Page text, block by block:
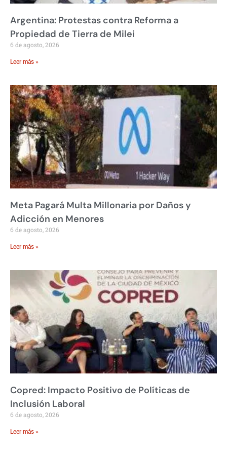
Argentina: Protestas contra Reforma a
Propiedad de Tierra de Milei
6 de agosto, 2026
Leer más »
Meta Pagará Multa Millonaria por Daños y
Adicción en Menores
6 de agosto, 2026
Leer más »
Copred: Impacto Positivo de Políticas de
Inclusión Laboral
6 de agosto, 2026
Leer más »